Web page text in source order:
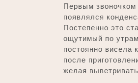
Первым звоночком
появлялся
Постепенно это
ощутимый по
постоянно висела
после
желая